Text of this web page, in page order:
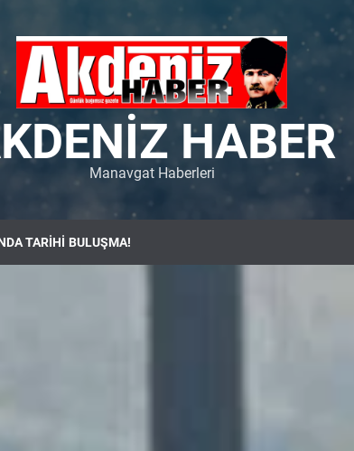
HABER
Manavgat Haberleri
TARİHİ BULUŞMA!